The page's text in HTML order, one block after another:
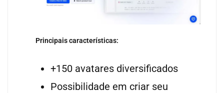
Principais características:
+150 avatares diversificados
Possibilidade em criar seu